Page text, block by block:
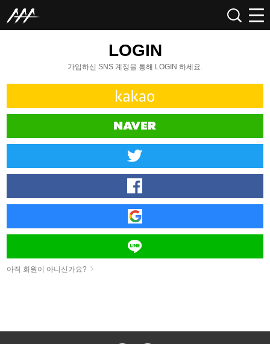
LOGIN
가입하신 SNS 계정을 통해 LOGIN 하세요.
아직 회원이 아니신가요?